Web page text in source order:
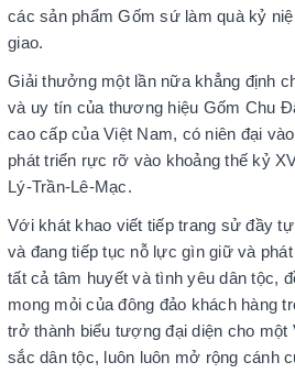
các sản phẩm Gốm sứ làm quà kỷ
giao.
Giải thưởng một lần nữa khẳng định
và uy tín của thương hiệu Gốm Chu
cao cấp của Việt Nam, có niên đại
phát triển rực rỡ vào khoảng thế kỷ
Lý-Trần-Lê-Mạc.
Với khát khao viết tiếp trang sử đầy
và đang tiếp tục nỗ lực gìn giữ và
tất cả tâm huyết và tình yêu dân tộc,
mong mỏi của đông đảo khách hàng
trở thành biểu tượng đại diện cho một
sắc dân tộc, luôn luôn mở rộng cánh